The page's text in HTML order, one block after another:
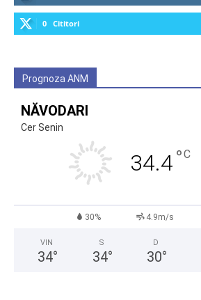
0 Cititori
Prognoza ANM
NĂVODARI
Cer Senin
34.4°C
30% 4.9m/s
VIN
34°
S
34°
D
30°